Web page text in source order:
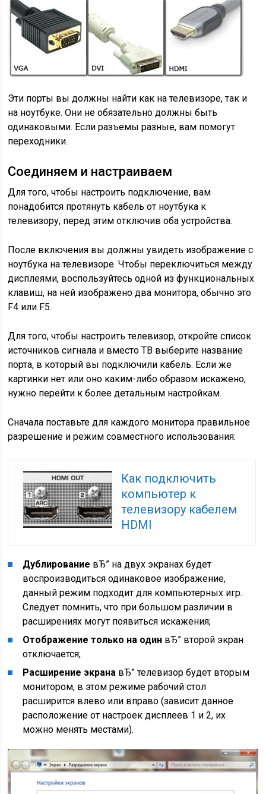
Эти порты вы должны найти как на телевизоре, так и
на ноутбуке. Они не обязательно должны быть
одинаковыми. Если разъемы разные, вам помогут
переходники.
Соединяем и настраиваем
Для того, чтобы настроить подключение, вам
понадобится протянуть кабель от ноутбука к
телевизору, перед этим отключив оба устройства.
После включения вы должны увидеть изображение с
ноутбука на телевизоре. Чтобы переключиться между
дисплеями, воспользуйтесь одной из функциональных
клавиш, на ней изображено два монитора, обычно это
F4 или F5.
Для того, чтобы настроить телевизор, откройте список
источников сигнала и вместо ТВ выберите название
порта, в который вы подключили кабель. Если же
картинки нет или оно каким-либо образом искажено,
нужно перейти к более детальным настройкам.
Сначала поставьте для каждого монитора правильное
разрешение и режим совместного использования:
Как подключить
компьютер к
телевизору кабелем
HDMI
Дублирование вЂ” на двух экранах будет
воспроизводиться одинаковое изображение,
данный режим подходит для компьютерных игр.
Следует помнить, что при большом различии в
расширениях могут появиться искажения;
Отображение только на один вЂ” второй экран
отключается;
Расширение экрана вЂ” телевизор будет вторым
монитором, в этом режиме рабочий стол
расширится влево или вправо (зависит данное
расположение от настроек дисплеев 1 и 2, их
можно менять местами).